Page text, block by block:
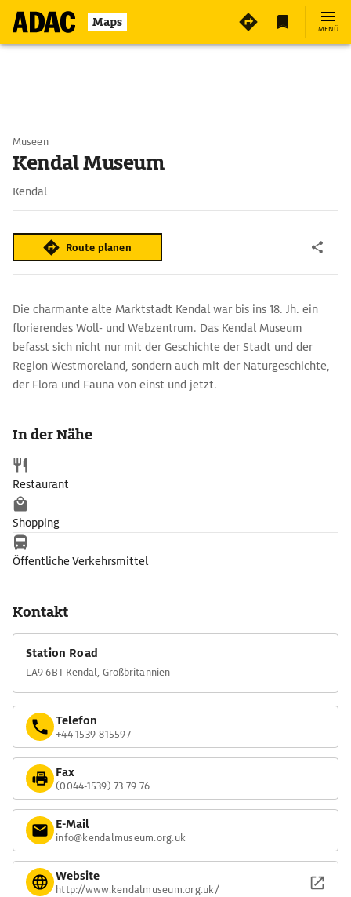
Maps MENÜ
Museen
Kendal Museum
Kendal
Route planen
Die charmante alte Marktstadt Kendal war bis ins 18. Jh. ein
florierendes Woll- und Webzentrum. Das Kendal Museum
befasst sich nicht nur mit der Geschichte der Stadt und der
Region Westmoreland, sondern auch mit der Naturgeschichte,
der Flora und Fauna von einst und jetzt.
In der Nähe
Restaurant
Shopping
Öffentliche Verkehrsmittel
Kontakt
Station Road
LA9 6BT Kendal, Großbritannien
Telefon
+44-1539-815597
Fax
(0044-1539) 73 79 76
E-Mail
info@kendalmuseum.org.uk
Website
http://www.kendalmuseum.org.uk/